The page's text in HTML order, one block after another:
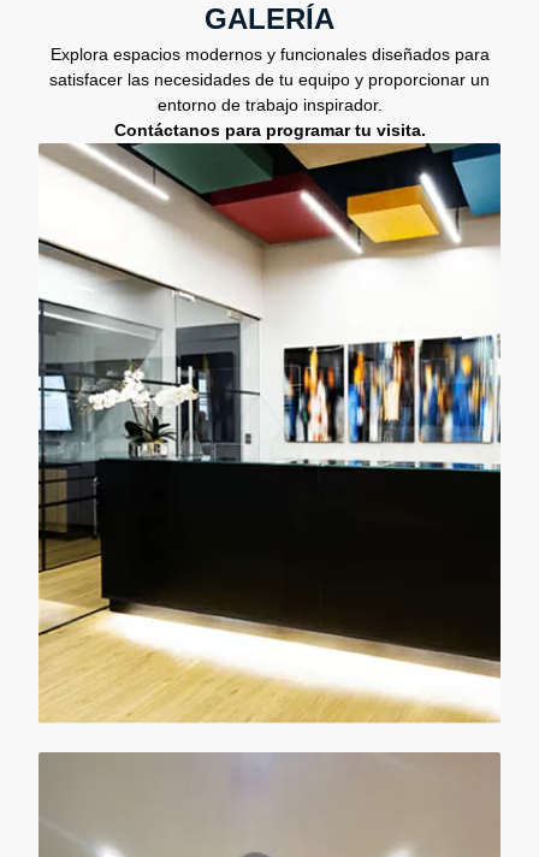
GALERÍA
Explora espacios modernos y funcionales diseñados para
satisfacer las necesidades de tu equipo y proporcionar un
entorno de trabajo inspirador.
Contáctanos para programar tu visita.